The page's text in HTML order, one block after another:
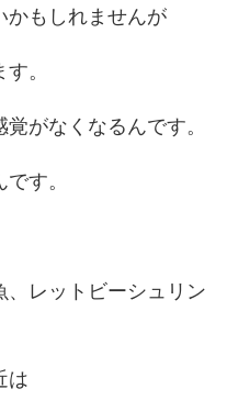
かもしれませんが
。
がなくなるんです。
す。
、レットビーシュリン
は